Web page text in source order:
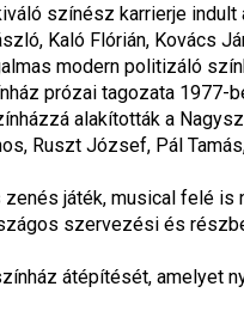
színész karrierje indult
Kaló Flórián, Kovács
modern politizáló
prózai tagozata 1977-
alakították a
Ruszt József, Pál
játék, musical felé is
szervezési és
átépítését, amelyet